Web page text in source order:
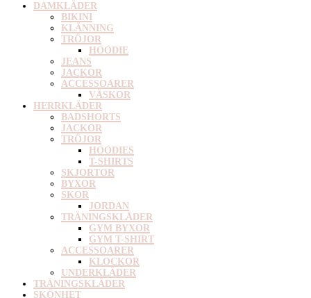
DAMKLÄDER
BIKINI
KLÄNNING
TRÖJOR
HOODIE
JEANS
JACKOR
ACCESSOARER
VÄSKOR
HERRKLÄDER
BADSHORTS
JACKOR
TRÖJOR
HOODIES
T-SHIRTS
SKJORTOR
BYXOR
SKOR
JORDAN
TRÄNINGSKLÄDER
GYM BYXOR
GYM T-SHIRT
ACCESSOARER
KLOCKOR
UNDERKLÄDER
TRÄNINGSKLÄDER
SKÖNHET